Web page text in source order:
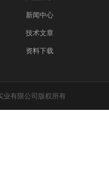
新闻中心
技术文章
资料下载
有限公司版权所有